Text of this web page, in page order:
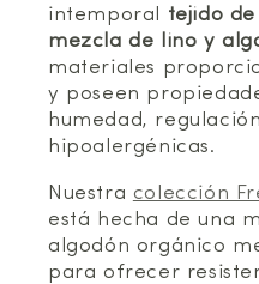
intemporal tejido
mezcla de lino y
materiales
y poseen
humedad,
hipoalergénicas.
Nuestra colección
está hecha de una
algodón orgánico
para ofrecer